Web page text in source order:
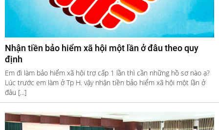
Nhận tiền bảo hiểm xã hội một lần ở đâu theo quy
định
Em đi làm bảo hiểm xã hội trợ cấp 1 lần thì cần những hồ sơ nào ạ?
Lúc trước em làm ở Tp H. vậy nhận tiền bảo hiểm xã hội một lần ở
đâu [...]